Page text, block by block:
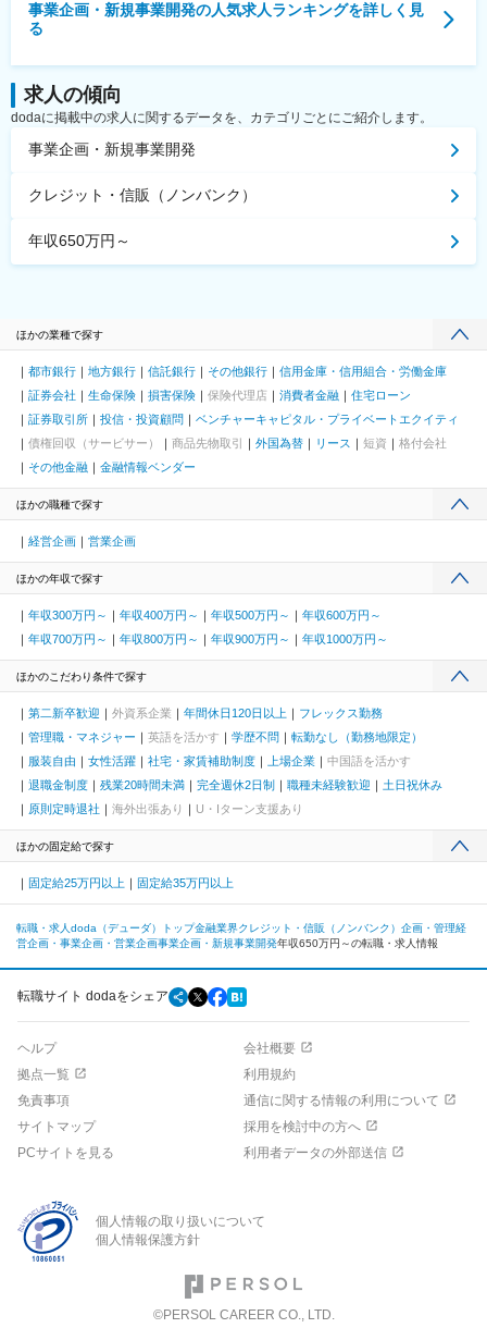
事業企画・新規事業開発の人気求人ランキングを詳しく見
る
求人の傾向
dodaに掲載中の求人に関するデータを、カテゴリごとにご紹介します。
事業企画・新規事業開発
クレジット・信販（ノンバンク）
年収650万円～
ほかの業種で探す
都市銀行 地方銀行 信託銀行 その他銀行
信用金庫・信用組合・労働金庫
証券会社
生命保険 損害保険 保険代理店 消費者金融
住宅ローン
証券取引所
投信・投資顧問
ベンチャーキャピタル・プライベートエクイティ
債権回収（サービサー）
商品先物取引 外国為替 リース 短資
格付会社
その他金融
金融情報ベンダー
ほかの職種で探す
経営企画 営業企画
ほかの年収で探す
年収300万円～ 年収400万円～ 年収500万円～
年収600万円～
年収700万円～
年収800万円～ 年収900万円～ 年収1000万円～
ほかのこだわり条件で探す
第二新卒歓迎 外資系企業 年間休日120日以上
フレックス勤務
管理職・マネジャー
英語を活かす 学歴不問
転勤なし（勤務地限定）
服装自由
女性活躍 社宅・家賃補助制度 上場企業
中国語を活かす
退職金制度
残業20時間未満 完全週休2日制 職種未経験歓迎
土日祝休み
原則定時退社
海外出張あり U・Iターン支援あり
ほかの固定給で探す
固定給25万円以上 固定給35万円以上
転職・求人doda（デューダ）トップ金融業界クレジット・信販（ノンバンク） 企画・管理経
営企画・事業企画・営業企画事業企画・新規事業開発年収650万円～の転職・求人情報
転職サイト dodaをシェア
ヘルプ
会社概要
拠点一覧
利用規約
免責事項
通信に関する情報の利用について
サイトマップ
採用を検討中の方へ
PCサイトを見る
利用者データの外部送信
個人情報の取り扱いについて
個人情報保護方針
©PERSOL CAREER CO., LTD.